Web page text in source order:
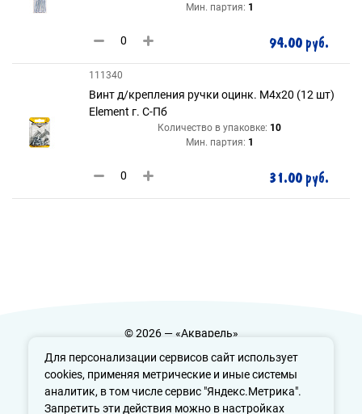
Для персонализации сервисов сайт использует
cookies, применяя метрические и иные системы
аналитик, в том числе сервис "Яндекс.Метрика".
Запретить эти действия можно в настройках
Мин. партия: 1
94.00 руб.
111340
Винт д/крепления ручки оцинк. М4х20 (12 шт)
Element г. С-Пб
Количество в упаковке: 10
Мин. партия: 1
31.00 руб.
© 2026 — «Акварель»
Политика конфиденциальности